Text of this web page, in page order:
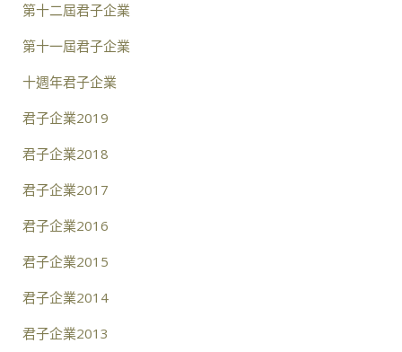
第十二屆君子企業
第十一屆君子企業
十週年君子企業
君子企業2019
君子企業2018
君子企業2017
君子企業2016
君子企業2015
君子企業2014
君子企業2013